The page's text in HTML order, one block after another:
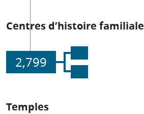
Centres d’histoire familiale
2,799
Temples